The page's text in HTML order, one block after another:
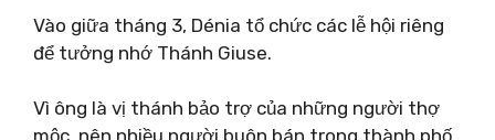
Vào giữa tháng 3, Dénia tổ chức các lễ hội riêng
để tưởng nhớ Thánh Giuse.
Vì ông là vị thánh bảo trợ của những người thợ
mộc, nên nhiều người buôn bán trong thành phố